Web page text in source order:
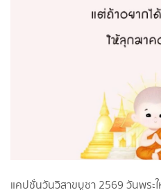
แคปชั่นวันวิสาขบูชา 2569 วันพร